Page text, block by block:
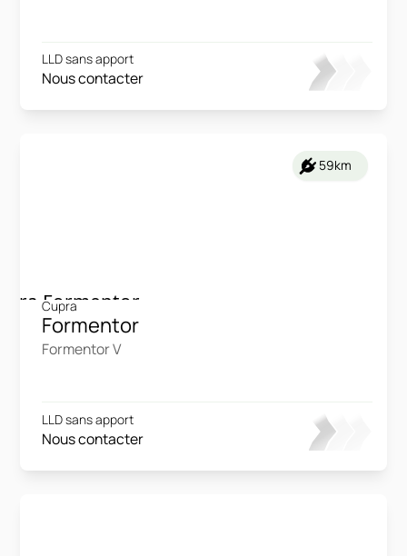
LLD sans apport
Nous contacter
Cupra
Formentor
Formentor V
LLD sans apport
Nous contacter
59km